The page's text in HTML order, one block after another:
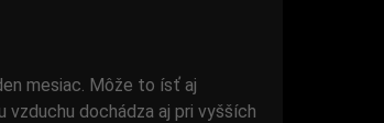
mesiac. Môže to ísť aj
vzduchu dochádza aj pri vyšších